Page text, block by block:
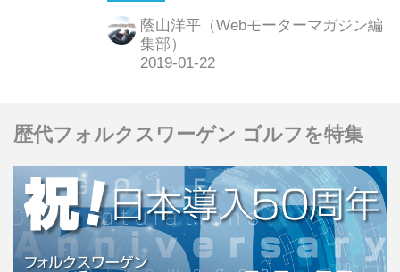
できるのだが、最近増えてきたクルマ
のスマートキーでも同じような事態に
陥る可能性もある。ここでは、そんな
蔭山洋平（Webモーターマガジン編
集部）
歴代フォルクスワーゲン ゴルフを特集